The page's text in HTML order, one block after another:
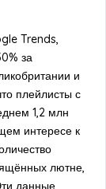
Trends,
за
и
плейлисты с
1,2 млн
интересе к
лютне,
данные